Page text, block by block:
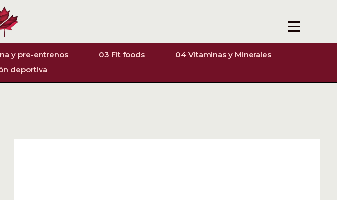
y pre-entrenos 03 Fit foods
04 Vitaminas y Minerales
deportiva